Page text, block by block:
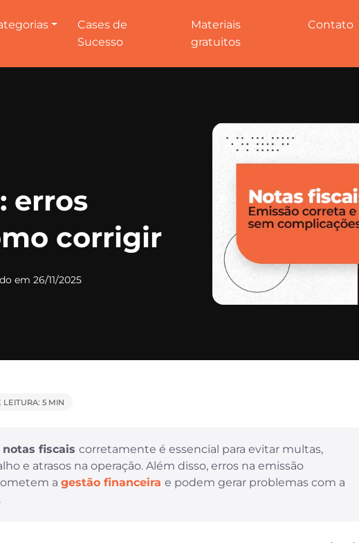
Cases de
Sucesso
Materiais
gratuitos
Contato
erros
corrigir
em 26/11/2025
LEITURA: 5 MIN
fiscais corretamente é essencial para evitar multas,
e atrasos na operação. Além disso, erros na emissão
a gestão financeira e podem gerar problemas com a